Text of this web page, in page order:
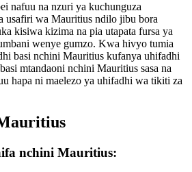
nafuu na nzuri ya kuchunguza
usafiri wa Mauritius ndilo jibu bora
kisiwa kizima na pia utapata fursa ya
wenye gumzo. Kwa hivyo tumia
basi nchini Mauritius kufanya uhifadhi
mtandaoni nchini Mauritius sasa na
hapa ni maelezo ya uhifadhi wa tikiti za
nchini Mauritius: